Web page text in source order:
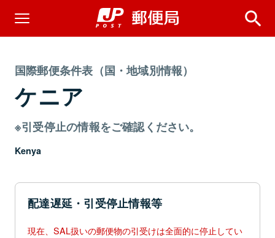
国際郵便条件表（国・地域別情報）
ケニア
※引受停止の情報をご確認ください。
Kenya
配達遅延・引受停止情報等
現在、SAL扱いの郵便物の引受けは全面的に停止してい